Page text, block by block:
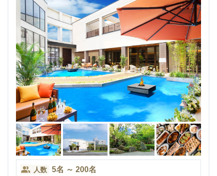
人数 5名 ～ 200名